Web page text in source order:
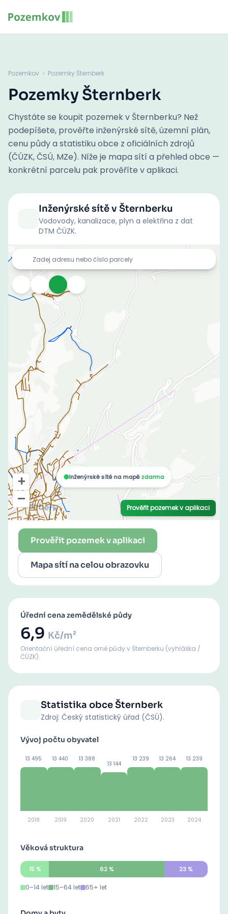
Pozemkov › Pozemky Šternberk
Pozemky Šternberk
Chystáte se koupit pozemek v Šternberku? Než
podepíšete, prověřte inženýrské sítě, územní plán,
cenu půdy a statistiku obce z oficiálních zdrojů
(ČÚZK, ČSÚ, MZe). Níže je mapa sítí a přehled obce —
konkrétní parcelu pak prověříte v aplikaci.
Inženýrské sítěv Šternberku
Vodovody, kanalizace, plyn a elektřina z dat
DTM ČÚZK.
Prověřit pozemek v aplikaci
Mapa sítí na celou obrazovku
Úřední cena zemědělské půdy
6,9 Kč/m²
Orientační úřední cena orné půdyv Šternberku (vyhláška /
ČÚZK).
Statistika obceŠternberk
Zdroj: Český statistický úřad (ČSÚ).
Vývoj počtu obyvatel
13 495
2018
13 440
2019
13 388
2020
13 144
2021
13 239
2022
13 264
2023
13 239
2024
Věková struktura
15% 62 % 23 %
0–14 let 15–64 let 65+ let